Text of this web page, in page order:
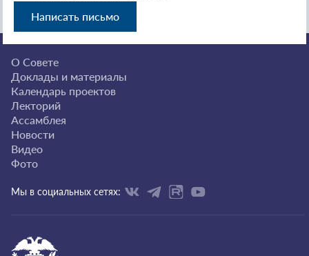
Написать письмо
О Совете
Доклады и материалы
Календарь проектов
Лекторий
Ассамблея
Новости
Видео
Фото
Мы в социальных сетях: